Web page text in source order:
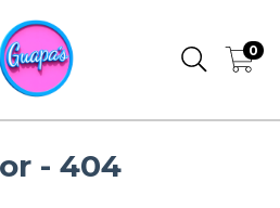
0
- 404